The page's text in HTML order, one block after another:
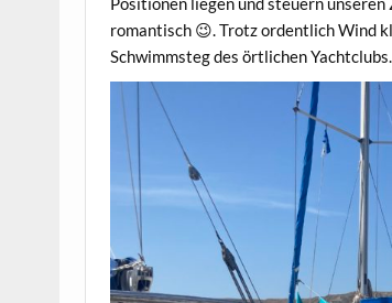
romantisch 😉. Trotz ordentlich Wind
Schwimmsteg des örtlichen Yachtclubs.